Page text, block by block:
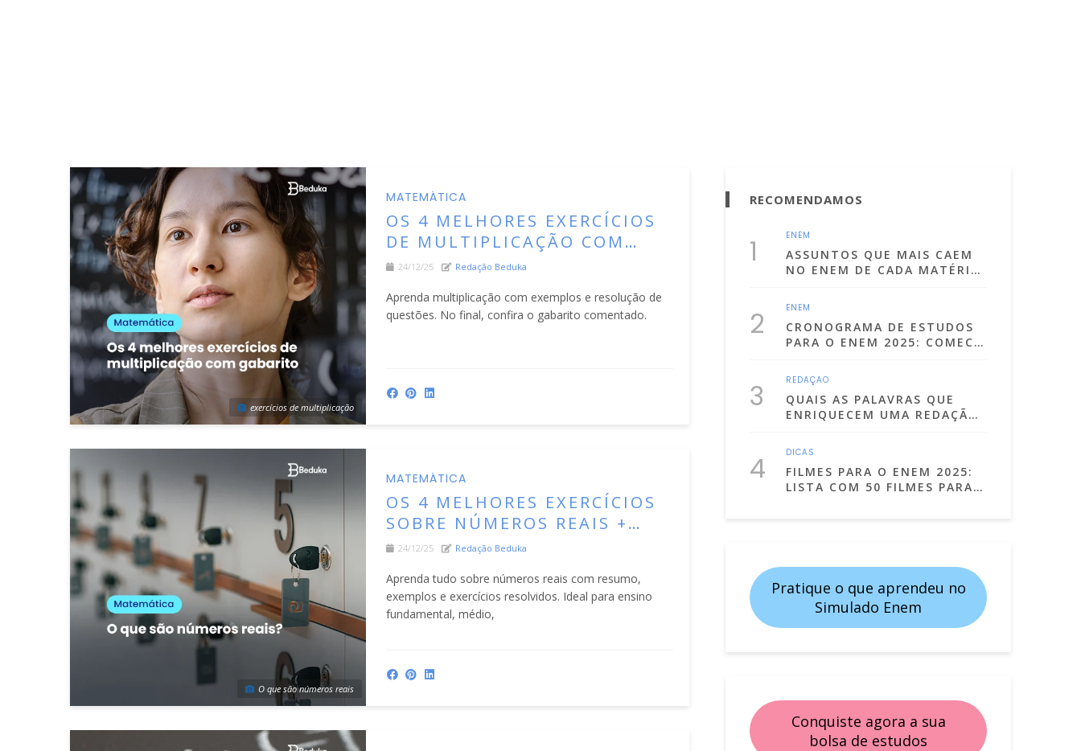
exercícios de multiplicação
MATEMÁTICA
OS 4 MELHORES EXERCÍCIOS
DE MULTIPLICAÇÃO COM
GABARITO
24/12/25 Redação Beduka
Aprenda multiplicação com exemplos e resolução de
questões. No final, confira o gabarito comentado.
O que são números reais
MATEMÁTICA
OS 4 MELHORES EXERCÍCIOS
SOBRE NÚMEROS REAIS +
GABARITO COMENTADO
24/12/25 Redação Beduka
Aprenda tudo sobre números reais com resumo,
exemplos e exercícios resolvidos. Ideal para ensino
fundamental, médio,
RECOMENDAMOS
1 ENEM
ASSUNTOS QUE MAIS CAEM
NO ENEM DE CADA MATÉRIA!
2025)
2 ENEM
CRONOGRAMA DE ESTUDOS
PARA O ENEM 2025: COMECE
3 REDAÇÃO
QUAIS AS PALAVRAS QUE
ENRIQUECEM UMA REDAÇÃO
ARGUMENTATIVA?
4 DICAS
FILMES PARA O ENEM 2025:
LISTA COM 50 FILMES PARA
Pratique o que aprendeu no
Simulado Enem
Conquiste agora a sua
bolsa de estudos